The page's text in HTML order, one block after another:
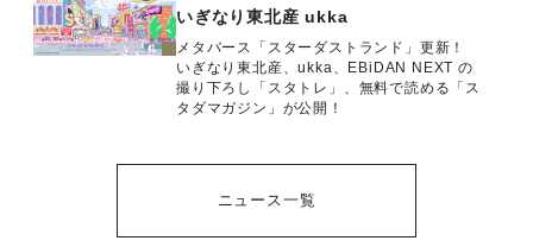
いぎなり東北産 ukka
メタバース「スターダストランド」更新！
いぎなり東北産、ukka、EBiDAN NEXT の
撮り下ろし「スタトレ」、無料で読める「ス
タダマガジン」が公開！
ニュース一覧